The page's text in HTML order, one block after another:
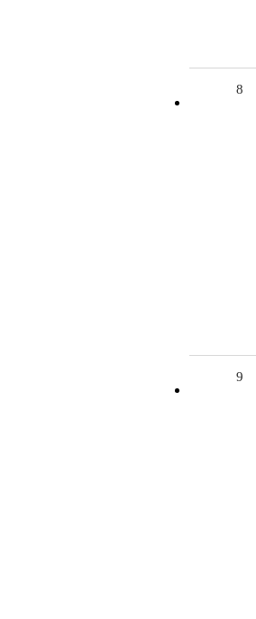
8
9